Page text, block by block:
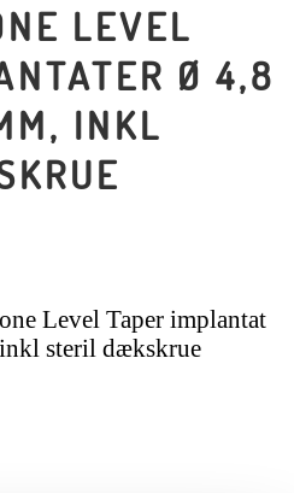
LEVEL
Ø 4,8
INKL
Level Taper implantat
steril dækskrue